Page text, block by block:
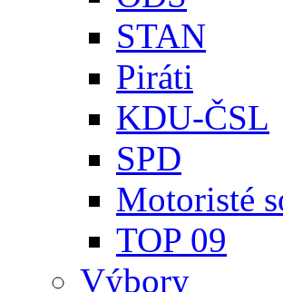
STAN
Piráti
KDU-ČSL
SPD
Motoristé
TOP 09
Výbory